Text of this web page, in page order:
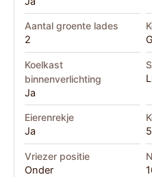
Aantal groente lades
2
Koelkast
binnenverlichting
Ja
Eierenrekje
Ja 5
Vriezer positie
Onder